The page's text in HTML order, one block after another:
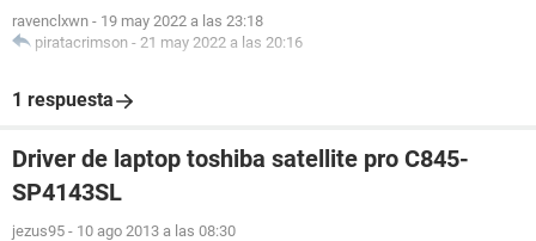
ravenclxwn - 19 may 2022 a las 23:18
piratacrimson - 21 may 2022 a las 20:16
1 respuesta
Driver de laptop toshiba satellite pro C845-
SP4143SL
jezus95 - 10 ago 2013 a las 08:30